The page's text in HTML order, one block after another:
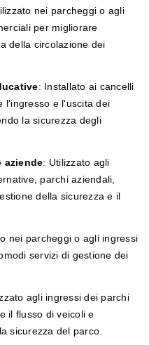
nei parcheggi o agli
per migliorare
della circolazione dei
: Installato ai cancelli
l'ingresso e l'uscita dei
la sicurezza degli
aziende: Utilizzato agli
parchi aziendali,
della sicurezza e il
nei parcheggi o agli ingressi
servizi di gestione dei
agli ingressi dei parchi
il flusso di veicoli e
sicurezza del parco.